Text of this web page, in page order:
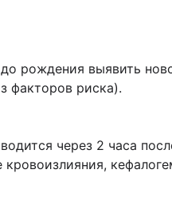
рождения выявить
факторов риска).
через 2 часа